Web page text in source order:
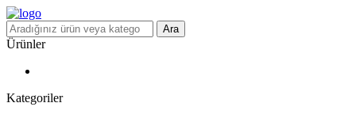
Ara
Ürünler
Kategoriler